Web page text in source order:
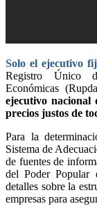
Solo el ejecutivo
Registro Único
Económicas
ejecutivo nacional
precios justos de
Para la
Sistema de
de fuentes de
del Poder Popular
detalles sobre la
empresas para